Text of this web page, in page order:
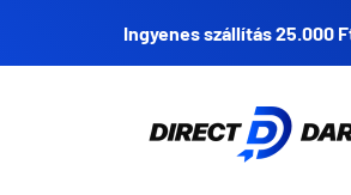
Ingyenes szállítás 25.000
Direct Darts